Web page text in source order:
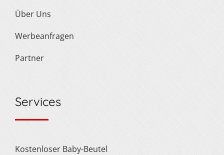
Über Uns
Werbeanfragen
Partner
Services
Kostenloser Baby-Beutel